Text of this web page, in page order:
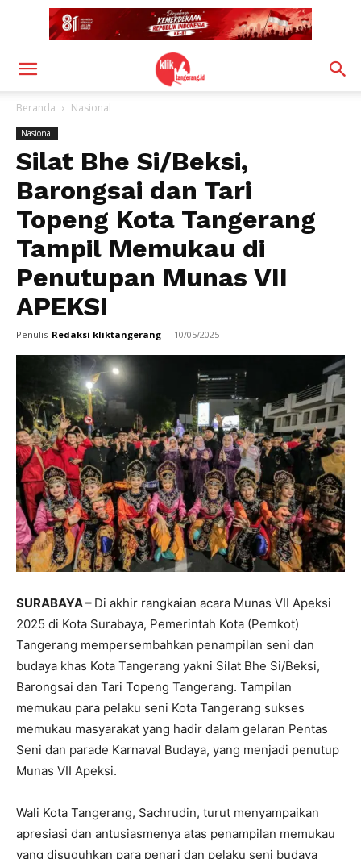
Beranda Nasional
Nasional
Silat Bhe Si/Beksi,
Barongsai dan Tari
Topeng Kota Tangerang
Tampil Memukau di
Penutupan Munas VII
APEKSI
Penulis Redaksi kliktangerang - 10/05/2025
SURABAYA – Di akhir rangkaian acara Munas VII Apeksi
2025 di Kota Surabaya, Pemerintah Kota (Pemkot)
Tangerang mempersembahkan penampilan seni dan
budaya khas Kota Tangerang yakni Silat Bhe Si/Beksi,
Barongsai dan Tari Topeng Tangerang. Tampilan
memukau para pelaku seni Kota Tangerang sukses
memukau masyarakat yang hadir dalam gelaran Pentas
Seni dan parade Karnaval Budaya, yang menjadi penutup
Munas VII Apeksi.
Wali Kota Tangerang, Sachrudin, turut menyampaikan
apresiasi dan antusiasmenya atas penampilan memukau
yang disuguhkan para penari dan pelaku seni budaya